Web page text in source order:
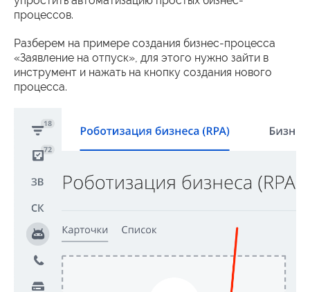
процессов.
Разберем на примере создания бизнес-процесса
«Заявление на отпуск», для этого нужно зайти в
инструмент и нажать на кнопку создания нового
процесса.